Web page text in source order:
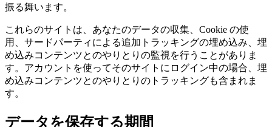
振る舞います。
これらのサイトは、あなたのデータの収集、Cookie の使
用、サードパーティによる追加トラッキングの埋め込み、埋
め込みコンテンツとのやりとりの監視を行うことがありま
す。アカウントを使ってそのサイトにログイン中の場合、埋
め込みコンテンツとのやりとりのトラッキングも含まれま
す。
データを保存する期間